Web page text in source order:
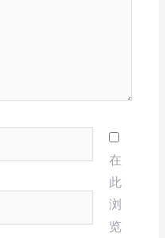
在
此
浏
览